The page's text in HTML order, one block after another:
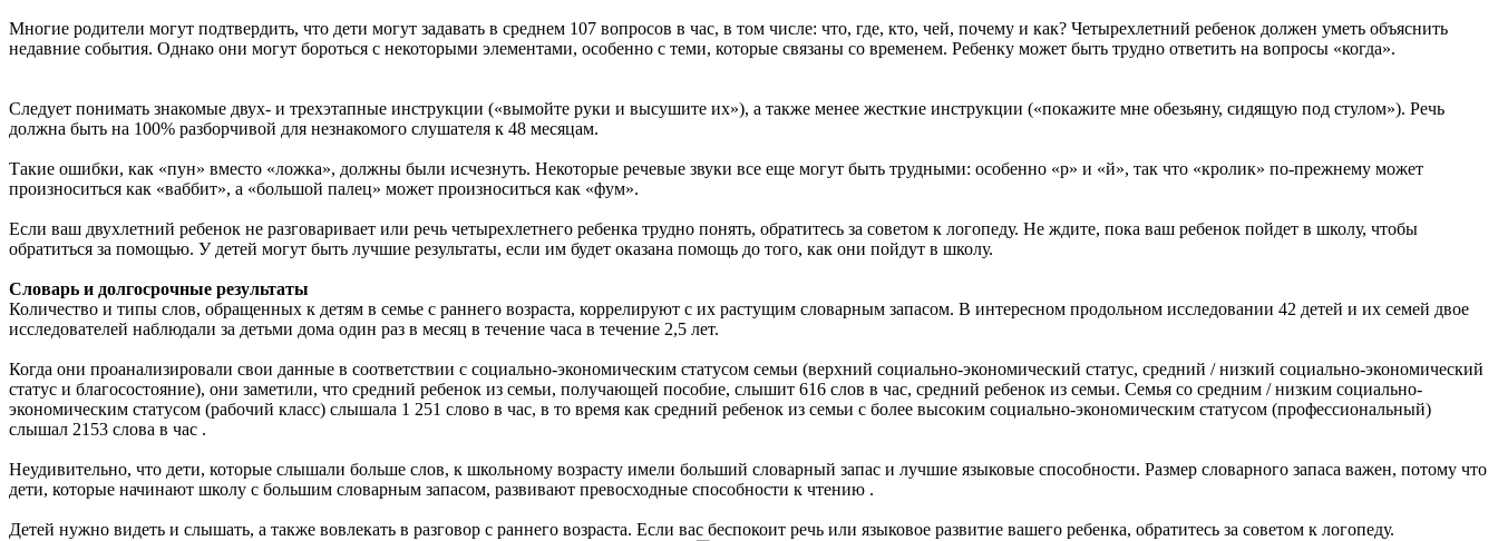
Многие родители могут подтвердить, что дети могут задавать в среднем 107 вопросов в час, в том числе: что, где, кто, чей, почему и как? Четырехлетний ребенок должен уметь объяснить
недавние события. Однако они могут бороться с некоторыми элементами, особенно с теми, которые связаны со временем. Ребенку может быть трудно ответить на вопросы «когда».
Следует понимать знакомые двух- и трехэтапные инструкции («вымойте руки и высушите их»), а также менее жесткие инструкции («покажите мне обезьяну, сидящую под стулом»). Речь
должна быть на 100% разборчивой для незнакомого слушателя к 48 месяцам.
Такие ошибки, как «пун» вместо «ложка», должны были исчезнуть. Некоторые речевые звуки все еще могут быть трудными: особенно «р» и «й», так что «кролик» по-прежнему может
произноситься как «ваббит», а «большой палец» может произноситься как «фум».
Если ваш двухлетний ребенок не разговаривает или речь четырехлетнего ребенка трудно понять, обратитесь за советом к логопеду. Не ждите, пока ваш ребенок пойдет в школу, чтобы
обратиться за помощью. У детей могут быть лучшие результаты, если им будет оказана помощь до того, как они пойдут в школу.
Словарь и долгосрочные результаты
Количество и типы слов, обращенных к детям в семье с раннего возраста, коррелируют с их растущим словарным запасом. В интересном продольном исследовании 42 детей и их семей двое
исследователей наблюдали за детьми дома один раз в месяц в течение часа в течение 2,5 лет.
Когда они проанализировали свои данные в соответствии с социально-экономическим статусом семьи (верхний социально-экономический статус, средний / низкий социально-экономический
статус и благосостояние), они заметили, что средний ребенок из семьи, получающей пособие, слышит 616 слов в час, средний ребенок из семьи. Семья со средним / низким социально-
экономическим статусом (рабочий класс) слышала 1 251 слово в час, в то время как средний ребенок из семьи с более высоким социально-экономическим статусом (профессиональный)
слышал 2153 слова в час .
Неудивительно, что дети, которые слышали больше слов, к школьному возрасту имели больший словарный запас и лучшие языковые способности. Размер словарного запаса важен, потому что
дети, которые начинают школу с большим словарным запасом, развивают превосходные способности к чтению .
Детей нужно видеть и слышать, а также вовлекать в разговор с раннего возраста. Если вас беспокоит речь или языковое развитие вашего ребенка, обратитесь за советом к логопеду.